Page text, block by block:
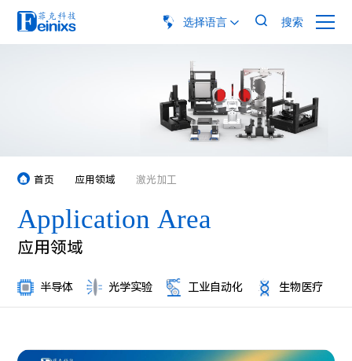
选择语言   搜索
 首页 应用领域 激光加工
半导体 光学实验 工业自动化 生物医疗